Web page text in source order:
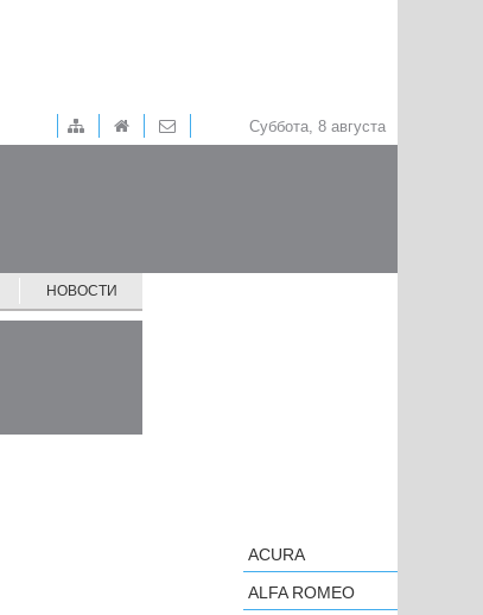
Суббота, 8 августа
НОВОСТИ
ACURA
ALFA ROMEO